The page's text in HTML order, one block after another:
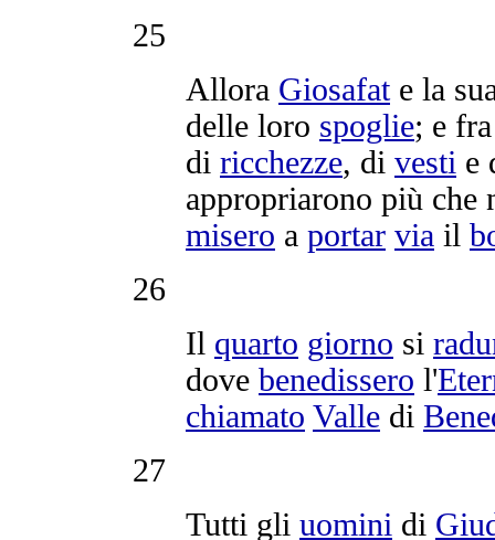
25
Allora Giosafate la
delle loro spoglie; e
di ricchezze, di vesti e
appropriarono più che
misero a portar via il
26
Il quarto giorno si
dove benedissero l'
chiamato Valle di
27
Tutti gli uomini di